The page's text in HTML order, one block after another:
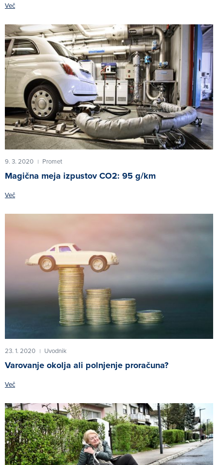
Več
9. 3. 2020 | Promet
Magična meja izpustov CO2: 95 g/km
Več
23. 1. 2020 | Uvodnik
Varovanje okolja ali polnjenje proračuna?
Več